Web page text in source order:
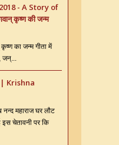
- A Story of
कृष्ण की जन्म
का जन्म गीता में
जन्...
| Krishna
नन्द महाराज घर लौट
इस चेतावनी पर कि